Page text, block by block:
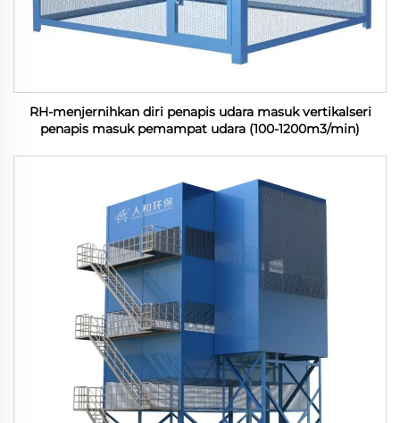
RH-menjernihkan diri penapis udara masuk vertikalseri
penapis masuk pemampat udara (100-1200m3/min)